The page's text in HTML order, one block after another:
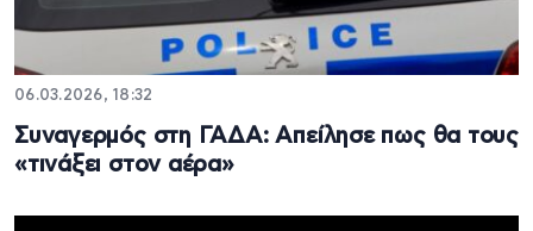
06.03.2026, 18:32
Συναγερμός στη ΓΑΔΑ: Απείλησε πως θα τους
«τινάξει στον αέρα»